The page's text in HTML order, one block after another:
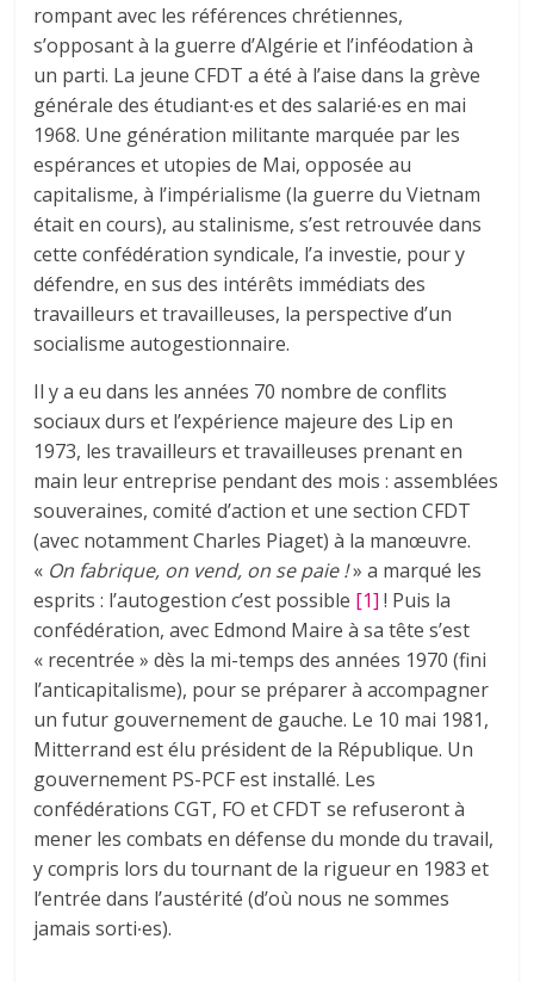
rompant avec les références chrétiennes,
s’opposant à la guerre d’Algérie et l’inféodation à
un parti. La jeune CFDT a été à l’aise dans la grève
générale des étudiant∙es et des salarié∙es en mai
1968. Une génération militante marquée par les
espérances et utopies de Mai, opposée au
capitalisme, à l’impérialisme (la guerre du Vietnam
était en cours), au stalinisme, s’est retrouvée dans
cette confédération syndicale, l’a investie, pour y
défendre, en sus des intérêts immédiats des
travailleurs et travailleuses, la perspective d’un
socialisme autogestionnaire.
Il y a eu dans les années 70 nombre de conflits
sociaux durs et l’expérience majeure des Lip en
1973, les travailleurs et travailleuses prenant en
main leur entreprise pendant des mois : assemblées
souveraines, comité d’action et une section CFDT
(avec notamment Charles Piaget) à la manœuvre.
« On fabrique, on vend, on se paie !» a marqué les
esprits : l’autogestion c’est possible [1] ! Puis la
confédération, avec Edmond Maire à sa tête s’est
« recentrée » dès la mi-temps des années 1970 (fini
l’anticapitalisme), pour se préparer à accompagner
un futur gouvernement de gauche. Le 10 mai 1981,
Mitterrand est élu président de la République. Un
gouvernement PS-PCF est installé. Les
confédérations CGT, FO et CFDT se refuseront à
mener les combats en défense du monde du travail,
y compris lors du tournant de la rigueur en 1983 et
l’entrée dans l’austérité (d’où nous ne sommes
jamais sorti∙es).